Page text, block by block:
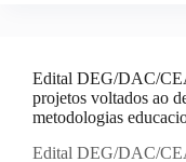
Edital DEG/DAC/
projetos voltados ao
metodologias
Edital DEG/DAC/